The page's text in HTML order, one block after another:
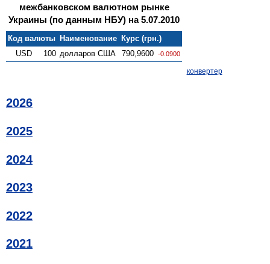
межбанковском валютном рынке
Украины (по данным НБУ) на 5.07.2010
Код валюты Наименование Курс (грн.)
USD
100 долларов США 790,9600 -0.0900
конвертер
2026
2025
2024
2023
2022
2021